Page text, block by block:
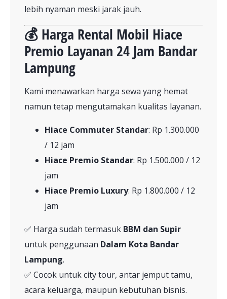
lebih nyaman meski jarak jauh.
💰 Harga Rental Mobil Hiace
Premio Layanan 24 Jam Bandar
Lampung
Kami menawarkan harga sewa yang hemat
namun tetap mengutamakan kualitas layanan.
Hiace Commuter Standar: Rp 1.300.000
/ 12 jam
Hiace Premio Standar: Rp 1.500.000 / 12
jam
Hiace Premio Luxury: Rp 1.800.000 / 12
jam
✅ Harga sudah termasuk BBM dan Supir
untuk penggunaan Dalam Kota Bandar
Lampung.
✅ Cocok untuk city tour, antar jemput tamu,
acara keluarga, maupun kebutuhan bisnis.